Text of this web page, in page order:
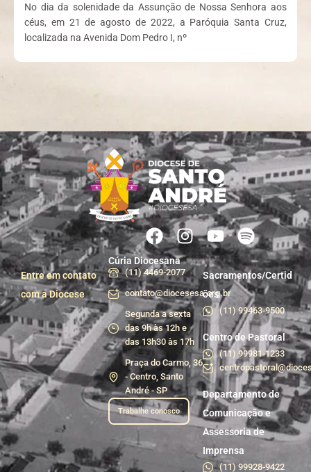
No dia da solenidade da Assunção de Nossa Senhora aos
céus, em 21 de agosto de 2022, a Paróquia Santa Cruz,
localizada na Avenida Dom Pedro I, nº
Entre em contato
com a Diocese
Cúria Diocesana
(11) 4469-2077
contato@diocesesa.org.br
Segunda a sexta
das 9h às 12h e
das 13h30 às 17h
Praça do Carmo, 36
- Centro, Santo
André - SP
Trabalhe conosco
Sacramentos/Certid
ões
(11) 99463-9500
Centro de Pastoral
(11) 99981-1233
Departamento de
Comunicação e
Assessoria de
Imprensa
(11) 99928-9422